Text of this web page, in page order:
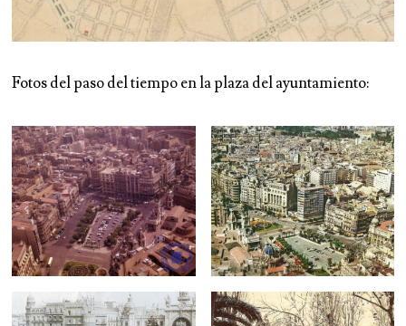
Fotos del paso del tiempo en la plaza del ayuntamiento: